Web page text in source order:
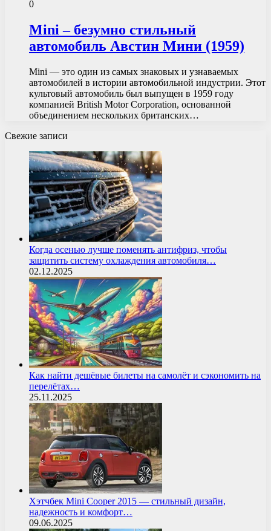
0
Mini – безумно стильный
автомобиль Австин Мини (1959)
Mini — это один из самых знаковых и узнаваемых
автомобилей в истории автомобильной индустрии. Этот
культовый автомобиль был выпущен в 1959 году
компанией British Motor Corporation, основанной
объединением нескольких британских…
Свежие записи
Когда осенью лучше поменять антифриз, чтобы
защитить систему охлаждения автомобиля…
02.12.2025
Как найти дешёвые билеты на самолёт и сэкономить на
перелётах…
25.11.2025
Хэтчбек Mini Cooper 2015 — стильный дизайн,
надежность и комфорт…
09.06.2025